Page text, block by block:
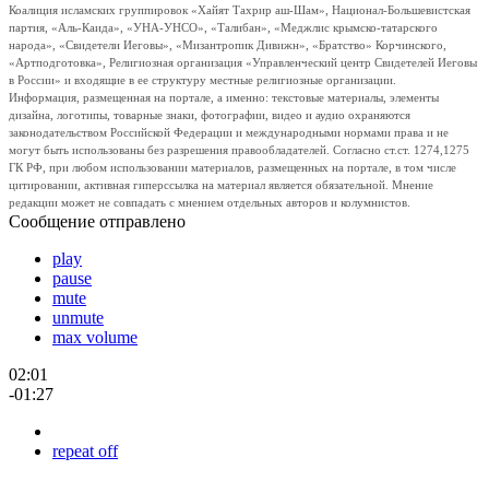
Коалиция исламских группировок «Хайят Тахрир аш-Шам», Национал-Большевистская
партия, «Аль-Каида», «УНА-УНСО», «Талибан», «Меджлис крымско-татарского
народа», «Свидетели Иеговы», «Мизантропик Дивижн», «Братство» Корчинского,
«Артподготовка», Религиозная организация «Управленческий центр Свидетелей Иеговы
в России» и входящие в ее структуру местные религиозные организации.
Информация, размещенная на портале, а именно: текстовые материалы, элементы
дизайна, логотипы, товарные знаки, фотографии, видео и аудио охраняются
законодательством Российской Федерации и международными нормами права и не
могут быть использованы без разрешения правообладателей. Согласно ст.ст. 1274,1275
ГК РФ, при любом использовании материалов, размещенных на портале, в том числе
цитировании, активная гиперссылка на материал является обязательной. Мнение
редакции может не совпадать с мнением отдельных авторов и колумнистов.
Сообщение отправлено
play
pause
mute
unmute
max volume
02:01
-01:27
repeat off